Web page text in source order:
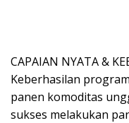
CAPAIAN NYATA &
Keberhasilan
panen komoditas
sukses melakukan